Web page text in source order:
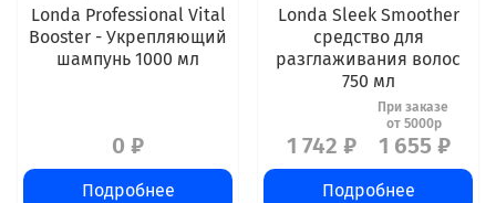
Londa Professional Vital
Booster - Укрепляющий
шампунь 1000 мл
0 ₽
Подробнее
Londa Sleek Smoother
средство для
разглаживания волос
750 мл
1 742 ₽ 1 655 ₽
Подробнее